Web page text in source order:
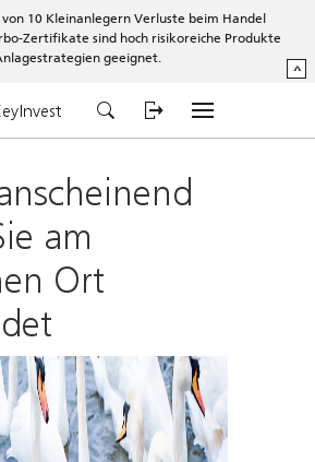
10 Kleinanlegern Verluste beim Handel
Zertifikate sind hoch risikoreiche Produkte
geeignet.
^
am
Ort